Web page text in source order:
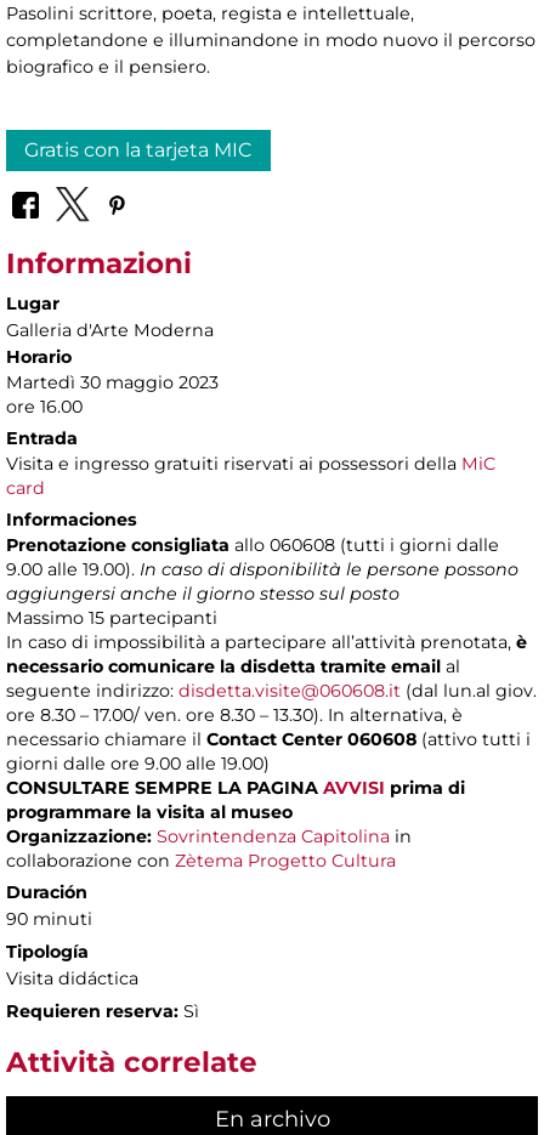
Pasolini scrittore, poeta, regista e intellettuale,
completandone e illuminandone in modo nuovo il percorso
biografico e il pensiero.
Gratis con la tarjeta MIC
Informazioni
Lugar
Galleria d'Arte Moderna
Horario
Martedì 30 maggio 2023
ore 16.00
Entrada
Visita e ingresso gratuiti riservati ai possessori della MiC
card
Informaciones
Prenotazione consigliata allo 060608 (tutti i giorni dalle
9.00 alle 19.00). In caso di disponibilità le persone possono
aggiungersi anche il giorno stesso sul posto
Massimo 15 partecipanti
In caso di impossibilità a partecipare all’attività prenotata, è
necessario comunicare la disdetta tramite email al
seguente indirizzo: disdetta.visite@060608.it (dal lun.al giov.
ore 8.30 – 17.00/ ven. ore 8.30 – 13.30). In alternativa, è
necessario chiamare il Contact Center 060608 (attivo tutti i
giorni dalle ore 9.00 alle 19.00)
CONSULTARE SEMPRE LA PAGINA AVVISI prima di
programmare la visita al museo
Organizzazione: Sovrintendenza Capitolina in
collaborazione con Zètema Progetto Cultura
Duración
90 minuti
Tipología
Visita didáctica
Requieren reserva: Sì
Attività correlate
En archivo